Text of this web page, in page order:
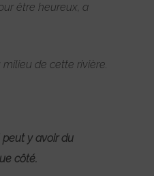
être heureux, a
de cette rivière.
y avoir du
côté.